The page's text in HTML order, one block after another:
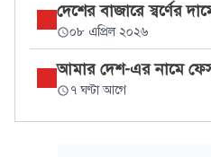
দেশের বাজারে স্বর্ণের
০৮ এপ্রিল ২০২৬
আমার দেশ-এর নামে
৭ ঘণ্টা আগে